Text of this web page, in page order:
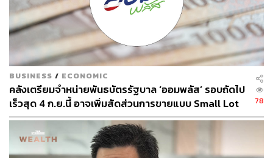
เปิดข้อเสนอตลาดทุน: เร่งดัน TISA-กองทุนรวม
โครงสร้างพื้นฐาน
ขณะที่ ไพบูลย์ นลินทรางกูร ประธานกรรมการสภาธุรกิจ
ตลาดทุนไทย (FETCO) ระบุว่า การพูดคุยวันนี้ได้เสนอให้
ภาครัฐใช้กลไกตลาดทุน ซึ่งมีสภาพคล่องพร้อม มาช่วยขับ
เคลื่อนนโยบายเศรษฐกิจ เนื่องจาก ปัจจุบันรัฐบาลมีภาระหนี้
ค่อนข้างสูงแล้ว นอกจากนี้ ที่ผ่านมา ตลาดทุนก็แก้ไขประเด็น
ธรรมาภิบาล (Governance) ต่างๆ เพื่อเตรียมความพร้อมไว้
BUSINESS / ECONOMIC
คลังเตรียมจำหน่ายพันธบัตรรัฐบาล ‘ออมพลัส’ รอบถัดไป
เร็วสุด 4 ก.ย.นี้ อาจเพิ่มสัดส่วนการขายแบบ Small Lot
First มากขึ้น
78